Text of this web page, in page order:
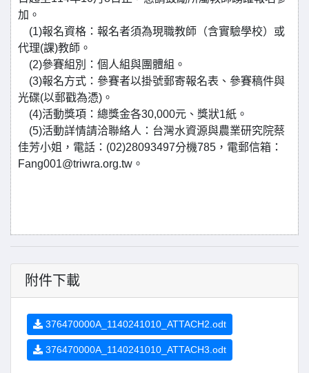
加。
(1)報名資格：報名者須為現職教師（含實驗學校）或
代理(課)教師。
(2)參賽組別：個人組與團體組。
(3)報名方式：參賽者以掛號郵寄報名表、參賽稿件與
光碟(以郵戳為憑)。
(4)活動獎項：總獎金各30,000元、獎狀1紙。
(5)活動詳情請洽聯絡人：台灣水資源與農業研究院蔡
佳芳小姐，電話：(02)28093497分機785，電郵信箱：
Fang001@triwra.org.tw。
附件下載
376470000A_1140241010_ATTACH2.odt
376470000A_1140241010_ATTACH3.odt